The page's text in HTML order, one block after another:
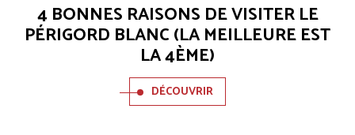
4 BONNES RAISONS DE VISITER LE
PÉRIGORD BLANC (LA MEILLEURE EST
LA 4ÈME)
DÉCOUVRIR